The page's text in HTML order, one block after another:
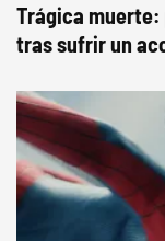
Trágica
tras sufrir un